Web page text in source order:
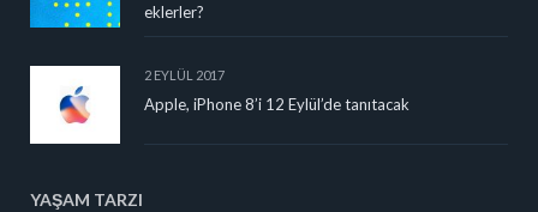
eklerler?
2 EYLÜL 2017
Apple, iPhone 8’i 12 Eylül’de tanıtacak
YAŞAM TARZI